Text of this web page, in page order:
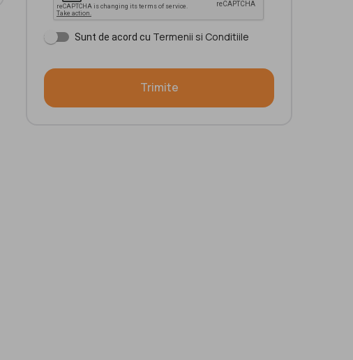
Sunt de acord cu Termenii si Conditiile
Trimite